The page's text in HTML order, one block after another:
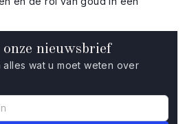
nieuwsbrief
wat u moet weten over